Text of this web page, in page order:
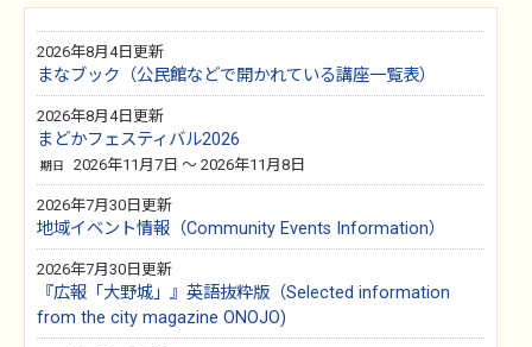
2026年8月4日更新
まなブック（公民館などで開かれている講座一覧表）
2026年8月4日更新
まどかフェスティバル2026
期日 2026年11月7日 ～ 2026年11月8日
2026年7月30日更新
地域イベント情報（Community Events Information）
2026年7月30日更新
『広報「大野城」』英語抜粋版（Selected information
from the city magazine ONOJO)